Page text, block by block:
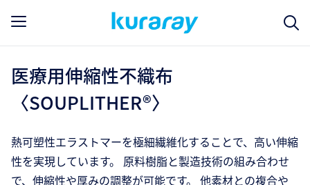
医療用伸縮性不織布
〈SOUPLITHER®〉
熱可塑性エラストマーを極細繊維化することで、高い伸縮
性を実現しています。 原料樹脂と製造技術の組み合わせ
で、伸縮性や厚みの調整が可能です。 他素材との複合や